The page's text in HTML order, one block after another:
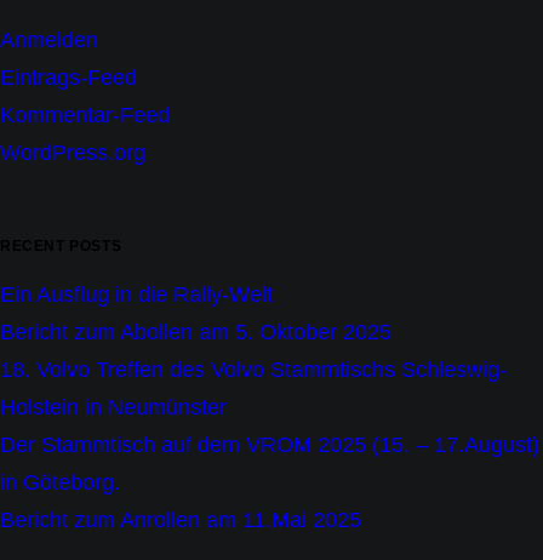
Anmelden
Eintrags-Feed
Kommentar-Feed
WordPress.org
RECENT POSTS
Ein Ausflug in die Rally-Welt
Bericht zum Abollen am 5. Oktober 2025
18. Volvo Treffen des Volvo Stammtischs Schleswig-
Holstein in Neumünster
Der Stammtisch auf dem VROM 2025 (15. – 17.August)
in Göteborg.
Bericht zum Anrollen am 11.Mai 2025